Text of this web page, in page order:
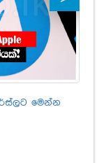
මෙන්න